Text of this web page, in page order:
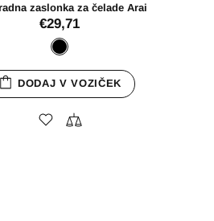
Čelada SZ-R Evo Diamond Black